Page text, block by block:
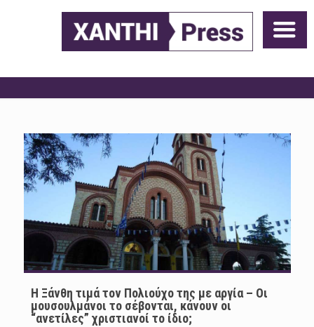
Η Ξάνθη τιμά τον Πολιούχο της με αργία – Οι
μουσουλμάνοι το σέβονται, κάνουν οι
“ανετίλες” χριστιανοί το ίδιο;